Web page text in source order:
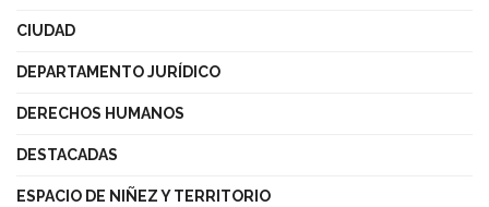
CIUDAD
DEPARTAMENTO JURÍDICO
DERECHOS HUMANOS
DESTACADAS
ESPACIO DE NIÑEZ Y TERRITORIO